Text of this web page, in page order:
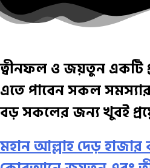
ত্বীনফল ও জয়তুন একটি
এতে পাবেন সকল
বড় সকলের জন্য খুবই
মহান আল্লাহ দেড়